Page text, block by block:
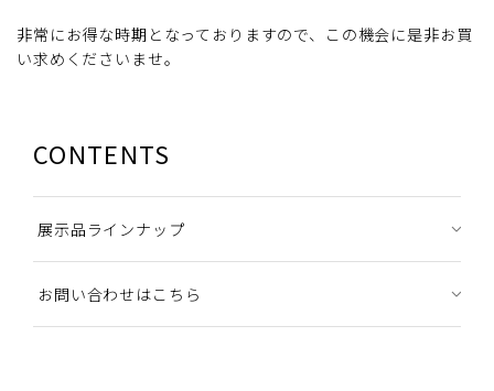
非常にお得な時期となっておりますので、この機会に是非お買
い求めくださいませ。
CONTENTS
展示品ラインナップ
お問い合わせはこちら